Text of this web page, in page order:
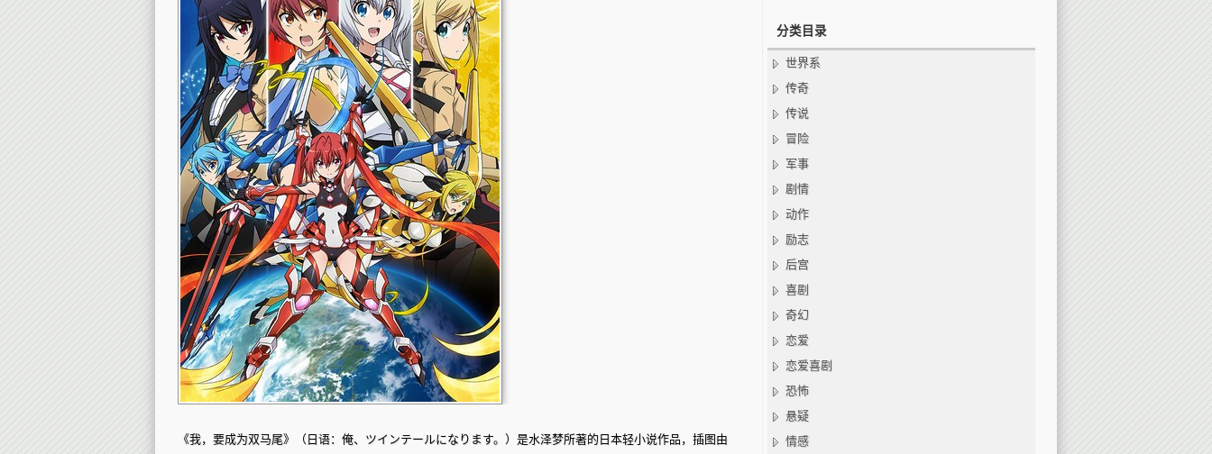
《我，要成为双马尾》（日语：俺、ツインテールになります。）是水泽梦所著的日本轻小说作品，插图由
分类目录
世界系
传奇
传说
冒险
军事
剧情
动作
励志
后宫
喜剧
奇幻
恋爱
恋爱喜剧
恐怖
悬疑
情感